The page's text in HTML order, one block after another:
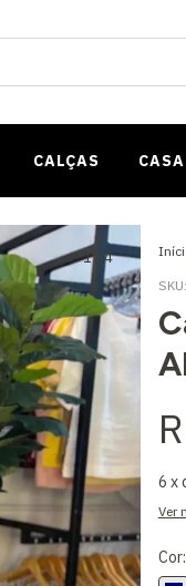
CALÇAS
1/ 4
SKU:
6 x
Ver
Cor: